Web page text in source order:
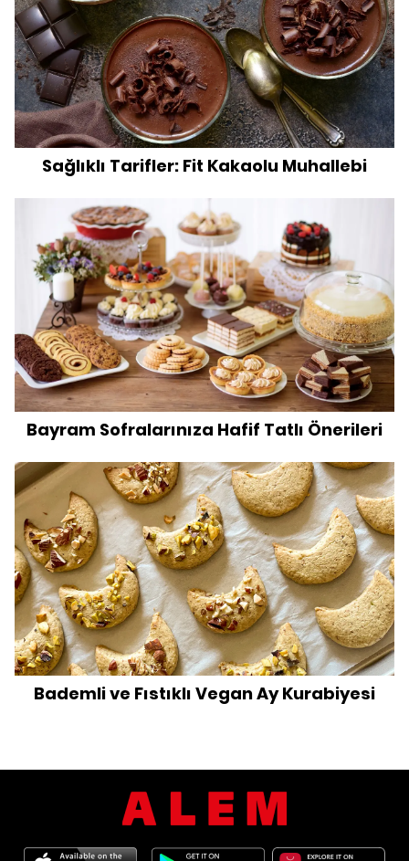
Sağlıklı Tarifler: Fit Kakaolu Muhallebi
Bayram Sofralarınıza Hafif Tatlı Önerileri
Bademli ve Fıstıklı Vegan Ay Kurabiyesi